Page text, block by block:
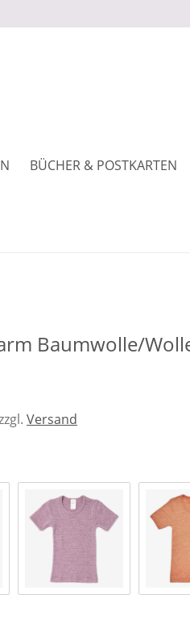
BÜCHER & POSTKARTEN
Baumwolle/
Versand